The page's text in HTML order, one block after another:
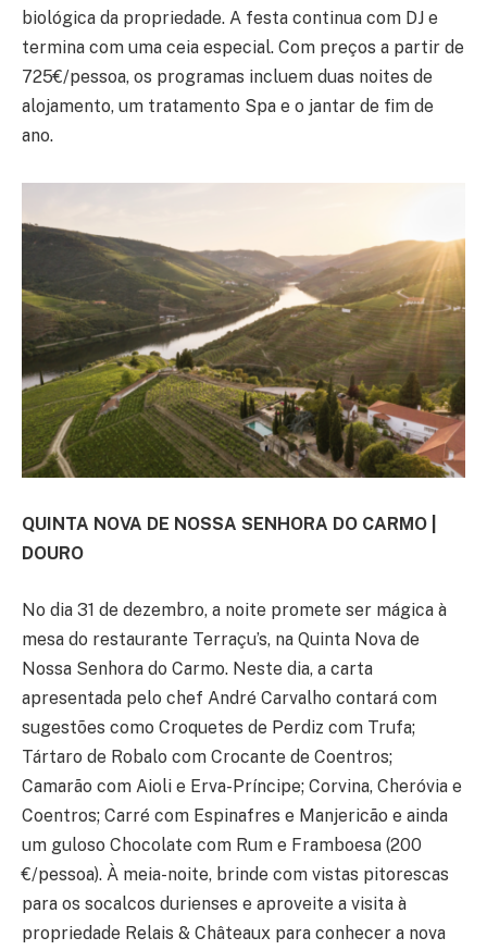
biológica da propriedade. A festa continua com DJ e
termina com uma ceia especial. Com preços a partir de
725€/pessoa, os programas incluem duas noites de
alojamento, um tratamento Spa e o jantar de fim de
ano.
QUINTA NOVA DE NOSSA SENHORA DO CARMO |
DOURO
No dia 31 de dezembro, a noite promete ser mágica à
mesa do restaurante Terraçu’s, na Quinta Nova de
Nossa Senhora do Carmo. Neste dia, a carta
apresentada pelo chef André Carvalho contará com
sugestões como Croquetes de Perdiz com Trufa;
Tártaro de Robalo com Crocante de Coentros;
Camarão com Aioli e Erva-Príncipe; Corvina, Cheróvia e
Coentros; Carré com Espinafres e Manjericão e ainda
um guloso Chocolate com Rum e Framboesa (200
€/pessoa). À meia-noite, brinde com vistas pitorescas
para os socalcos durienses e aproveite a visita à
propriedade Relais & Châteaux para conhecer a nova